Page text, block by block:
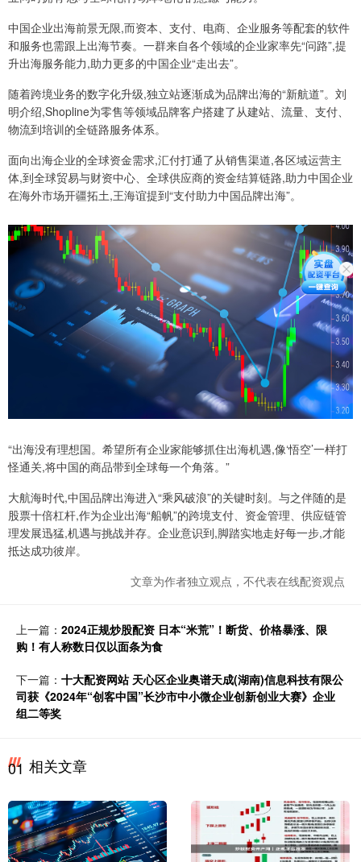
中国企业出海前景无限,而资本、支付、电商、企业服务等配套的软件
和服务也需跟上出海节奏。一群来自各个领域的企业家率先“问路”,提
升出海服务能力,助力更多的中国企业“走出去”。
随着跨境业务的数字化升级,独立站逐渐成为品牌出海的“新航道”。刘
明介绍,Shopline为零售等领域品牌客户搭建了从建站、流量、支付、
物流到培训的全链路服务体系。
面向出海企业的全球资金需求,汇付打通了从销售渠道,各区域运营主
体,到全球贸易与财资中心、全球供应商的资金结算链路,助力中国企业
在海外市场开疆拓土,王海谊提到“支付助力中国品牌出海”。
“出海没有理想国。希望所有企业家能够抓住出海机遇,像‘悟空’一样打
怪通关,将中国的商品带到全球每一个角落。”
大航海时代,中国品牌出海进入“乘风破浪”的关键时刻。与之伴随的是
股票十倍杠杆,作为企业出海“船帆”的跨境支付、资金管理、供应链管
理发展迅猛,机遇与挑战并存。企业意识到,脚踏实地走好每一步,才能
抵达成功彼岸。
文章为作者独立观点，不代表在线配资观点
上一篇： 2024正规炒股配资 日本“米荒”！断货、价格暴涨、限
购！有人称数日仅以面条为食
下一篇： 十大配资网站 天心区企业奥谱天成(湖南)信息科技有限公
司获《2024年“创客中国”长沙市中小微企业创新创业大赛》企业
组二等奖
01 相关文章